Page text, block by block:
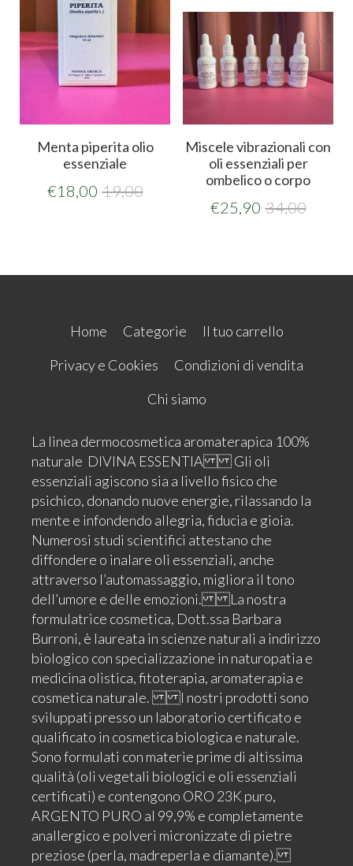
Menta piperita olio
essenziale
€18,00 19,00
Miscele vibrazionali con
oli essenziali per
ombelico o corpo
€25,90 34,00
Home Categorie
Il tuo carrello
Privacy e Cookies
Condizioni di vendita
Chi siamo
La linea dermocosmetica aromaterapica 100%
naturale DIVINA ESSENTIA Gli oli
essenziali agiscono sia a livello fisico che
psichico, donando nuove energie, rilassando la
mente e infondendo allegria, fiducia e gioia.
Numerosi studi scientifici attestano che
diffondere o inalare oli essenziali, anche
attraverso l’automassaggio, migliora il tono
dell’umore e delle emozioni. La nostra
formulatrice cosmetica, Dott.ssa Barbara
Burroni, è laureata in scienze naturali a indirizzo
biologico con specializzazione in naturopatia e
medicina olistica, fitoterapia, aromaterapia e
cosmetica naturale. I nostri prodotti sono
sviluppati presso un laboratorio certificato e
qualificato in cosmetica biologica e naturale.
Sono formulati con materie prime di altissima
qualità (oli vegetali biologici e oli essenziali
certificati) e contengono ORO 23K puro,
ARGENTO PURO al 99,9% e completamente
anallergico e polveri micronizzate di pietre
preziose (perla, madreperla e diamante).